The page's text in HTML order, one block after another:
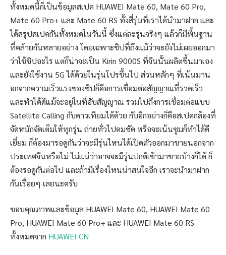
ทั้งหมดนี้ก็เป็นข้อมูลสเปค HUAWEI Mate 60, Mate 60 Pro,
Mate 60 Pro+ และ Mate 60 RS ทั้งสี่รุ่นที่เราได้นำมาฝาก และ
ได้สรุปสเปคกันทั้งหมดในวันนี้ ซึ่งแต่ละรุ่นจริงๆ แล้วก็มีพื้นฐาน
ที่คล้ายกันหลายอย่าง โดยเฉพาะชิปที่ถึงแม้ว่าจะยังไม่เผยออกมา
ว่าใช้ชิปอะไร แต่ก็น่าจะเป็น Kirin 9000S ที่จีนนั้นผลิตขึ้นมาเอง
และยังใช้งาน 5G ได้ด้วยในรุ่นโปรขึ้นไป ส่วนหลักๆ ที่เน้นมาน
อกจากความเร็วแรงของชิปก็คือการเชื่อมต่อสัญญาณที่รวดเร็ว
และทำได้ดีแม้จะอยู่ในที่อับสัญญาณ รวมไปถึงการเชื่อมต่อแบบ
Satellite Calling กับดาวเทียมได้ด้วย กับอีกอย่างก็คือสเปคกล้องที่
จัดหนักจัดเต็มให้ทุกรุ่น ถ่ายทั่วไปคมชัด หรือจะเน้นซูมก็ทำได้ดี
เยี่ยม ก็ต้องมารอดูกันว่าจะมีรุ่นไหนได้เปิดตัวออกมาขายนอกจาก
ประเทศจีนหรือไม่ ไม่แน่ว่าอาจจะมีรุ่นปกติเข้ามาขายบ้างก็ได้ ก็
ต้องรอดูกันต่อไป และถ้ามีเรื่องไหนน่าสนใจอีก เราจะนำมาฝาก
กันเรื่อยๆ เลยนะครับ
ขอบคุณภาพและข้อมูล HUAWEI Mate 60, HUAWEI Mate 60
Pro, HUAWEI Mate 60 Pro+ และ HUAWEI Mate 60 RS
ทั้งหมดจาก HUAWEI CN